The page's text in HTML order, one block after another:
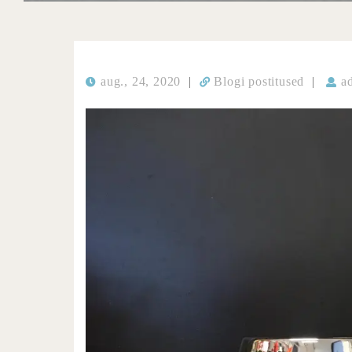
aug., 24, 2020 | Blogi postitused |